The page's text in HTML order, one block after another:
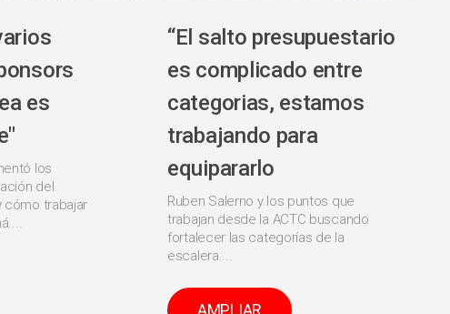
es
los
del
cómo trabajar
“El salto presupuestario
es complicado entre
categorias, estamos
trabajando para
equipararlo
Ruben Salerno y los puntos que
trabajan desde la ACTC buscando
fortalecer las categorías de la
escalera....
AMPLIAR